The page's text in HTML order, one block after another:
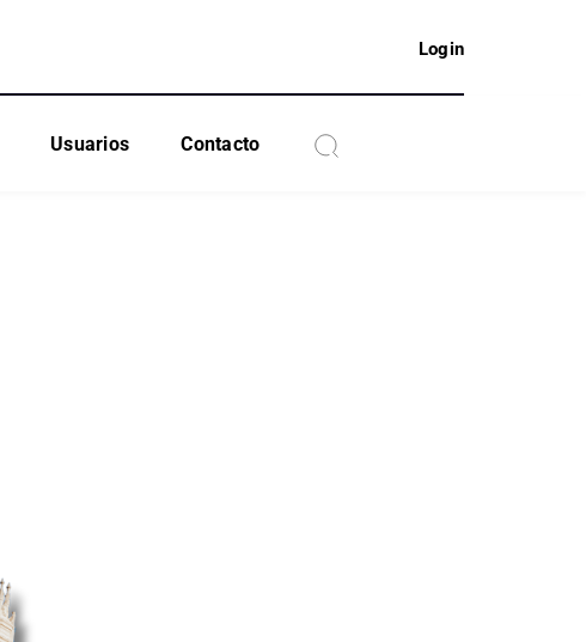
Login
Usuarios Contacto